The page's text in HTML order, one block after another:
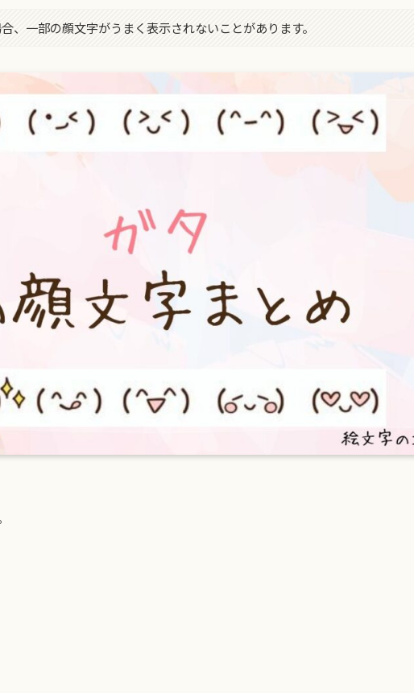
、一部の顔文字がうまく表示されないことがあります。